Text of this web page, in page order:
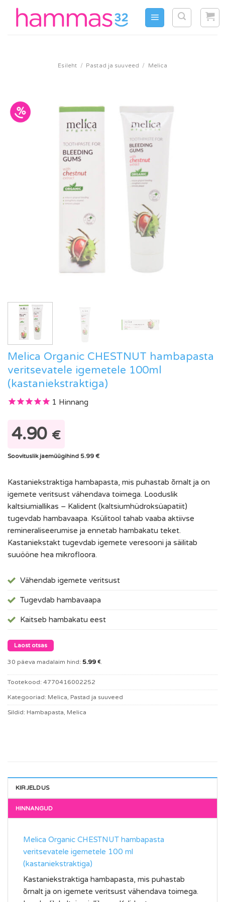
content
Esileht / Pastad ja suuveed / Melica
Melica Organic CHESTNUT hambapasta
veritsevatele igemetele 100ml
(kastaniekstraktiga)
1 Hinnang
4.90 €
Soovituslik jaemüügihind 5.99 €
Kastaniekstraktiga hambapasta, mis puhastab õrnalt ja on
igemete veritsust vähendava toimega. Looduslik
kaltsiumiallikas – Kalident (kaltsiumhüdroksüapatiit)
tugevdab hambavaapa. Ksülitool tahab vaaba aktiivse
remineraliseerumise ja ennetab hambakatu teket.
Kastaniekstakt tugevdab igemete veresooni ja säilitab
suuööne hea mikrofloora.
Vähendab igemete veritsust
Tugevdab hambavaapa
Kaitseb hambakatu eest
Laost otsas
30 päeva madalaim hind: 5.99 €
Tootekood: 4770416002252
Kategooriad: Melica, Pastad ja suuveed
Sildid: Hambapasta, Melica
KIRJELDUS
Melica Organic CHESTNUT hambapasta
veritsevatele igemetele 100 ml
(kastaniekstraktiga)
Kastaniekstraktiga hambapasta, mis puhastab
õrnalt ja on igemete veritsust vähendava toimega.